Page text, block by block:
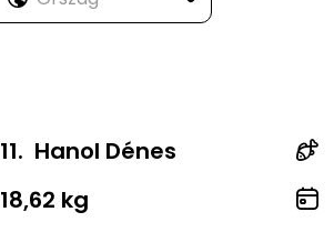
11. Hanol Dénes
18,62 kg